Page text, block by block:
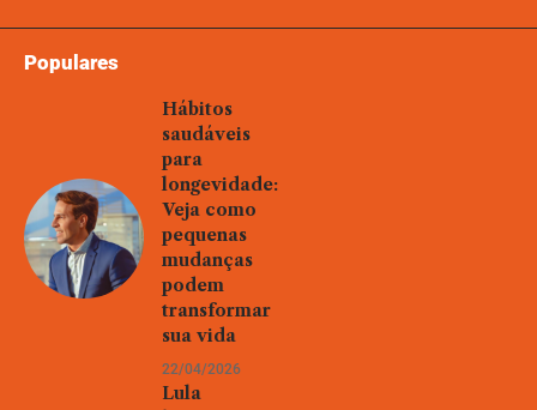
Populares
Hábitos
saudáveis
para
longevidade:
Veja como
pequenas
mudanças
podem
transformar
sua vida
22/04/2026
Lula